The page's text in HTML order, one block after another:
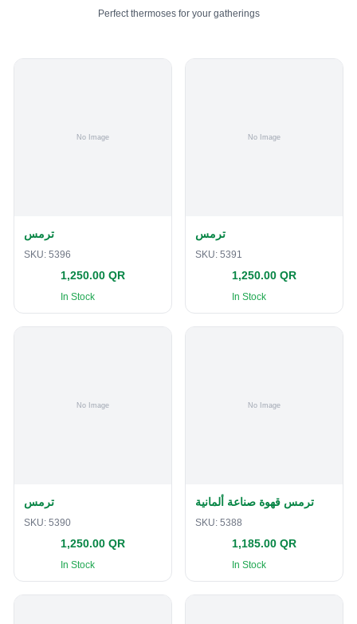
Perfect thermoses for your gatherings
ترمس
SKU: 5396
1,250.00 QR
In Stock
ترمس
SKU: 5391
1,250.00 QR
In Stock
ترمس
SKU: 5390
1,250.00 QR
In Stock
ترمس قهوة صناعة ألمانية
SKU: 5388
1,185.00 QR
In Stock